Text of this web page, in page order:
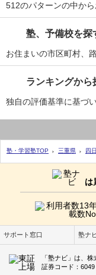
512のパターンの中か
塾、予備校を探
お住まいの市区町村、
ランキングから
独自の評価基準に基づ
塾・学習塾TOP 三重県 四
は
サポート窓口 塾ナ
「塾ナビ」は、
証券コード：6049